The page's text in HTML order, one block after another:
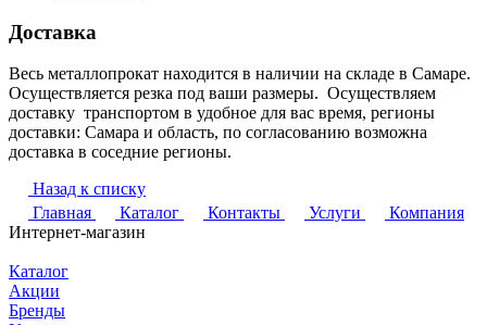
Доставка
Весь металлопрокат находится в наличии на складе в Самаре.
Осуществляется резка под ваши размеры. Осуществляем
доставку транспортом в удобное для вас время, регионы
доставки: Самара и область, по согласованию возможна
доставка в соседние регионы.
Назад к списку
Главная
Каталог Контакты Услуги
Компания
Интернет-магазин
Каталог
Акции
Бренды